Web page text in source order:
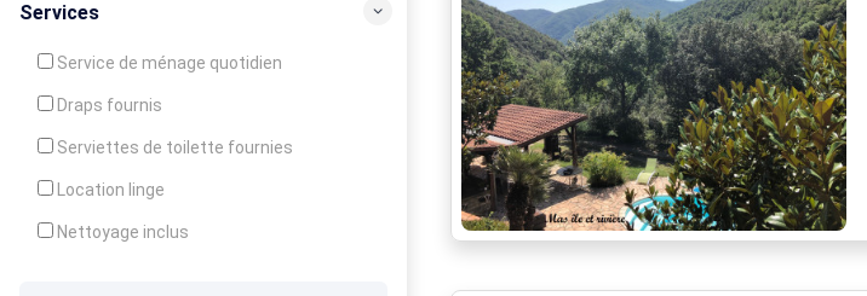
Services
Service de ménage quotidien
Draps fournis
Serviettes de toilette fournies
Location linge
Nettoyage inclus